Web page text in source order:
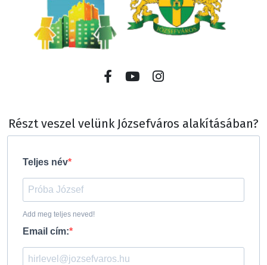
Részt veszel velünk Józsefváros alakításában?
Teljes név
Add meg teljes neved!
Email cím: